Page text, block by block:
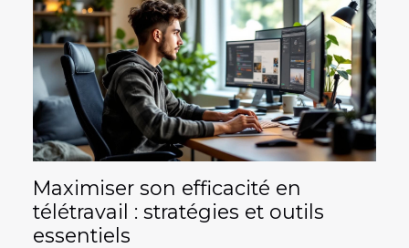
Maximiser son efficacité en
télétravail : stratégies et outils
essentiels